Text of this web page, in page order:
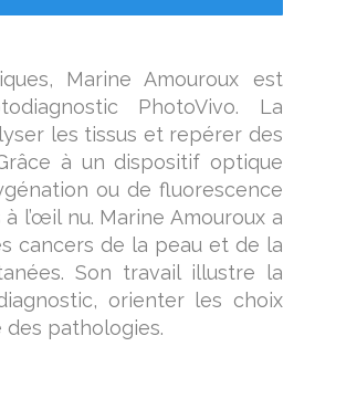
Marine Amouroux est
PhotoVivo. La
les tissus et repérer des
à un dispositif optique
ou de fluorescence
l’œil nu. Marine Amouroux a
cancers de la peau et de la
Son travail illustre la
orienter les choix
pathologies.